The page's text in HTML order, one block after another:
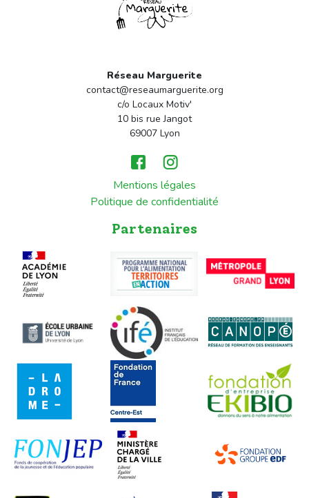
Réseau Marguerite
contact@reseaumarguerite.org
c/o Locaux Motiv'
10 bis rue Jangot
69007 Lyon
Mentions légales
Politique de confidentialité
Partenaires